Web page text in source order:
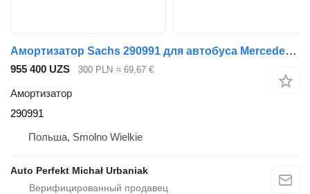
Амортизатор Sachs 290991 для автобуса Mercedes-Benz Citaro, conecto
955 400 UZS 300 PLN ≈ 69,67 €
Амортизатор
290991
Польша, Smolno Wielkie
Auto Perfekt Michał Urbaniak